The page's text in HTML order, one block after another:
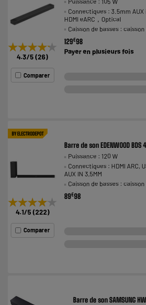
★★★★★
★★★★★
4.3/5 (26)
Comparer
Connectiques : 3.5mm AUX
HDMI eARC，Optical
Caisson de basses :
129€98
Payer en plusieurs fois
BY ELECTRODEPOT
★★★★★
★★★★★
4.1/5 (222)
Comparer
Barre de son EDENWOOD BDS
Puissance : 120 W
Connectiques : HDMI ARC,
AUX IN 3,5MM
Caisson de basses :
89€98
Barre de son SAMSUNG